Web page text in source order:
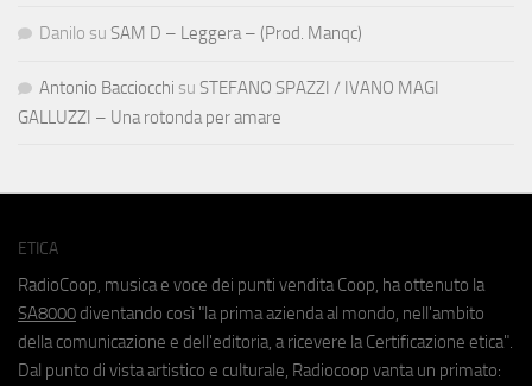
Danilo su SAM D – Leggera – (Prod. Manqc)
Antonio Bacciocchi su STEFANO SPAZZI / IVANO MAGI
GALLUZZI – Una rotonda per amare
ETICA
RadioCoop, musica e voce dei punti vendita Coop, ha ottenuto la
SA8000 diventando così "la prima azienda al mondo, nell'ambito
della comunicazione e dell'editoria, a ricevere la Certificazione etica".
Dal punto di vista artistico e culturale, Radiocoop vanta un primato: